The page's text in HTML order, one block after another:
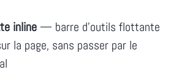
inline — barre d'outils flottante
la page, sans passer par le